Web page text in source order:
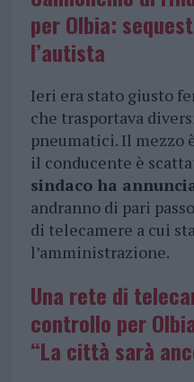
per Olbia:
l’autista
Ieri era stato giusto
che trasportava
pneumatici. Il mezzo
il conducente è
sindaco ha
andranno di pari
di telecamere a cui
l’amministrazione.
Una rete di
controllo per
“La città sarà